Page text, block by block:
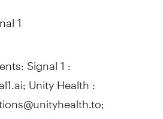
1
Signal 1 :
Unity Health :